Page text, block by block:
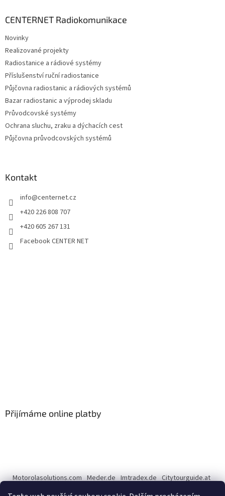
r
i
CENTERNET Radiokomunikace
Novinky
Realizované projekty
Radiostanice a rádiové systémy
Příslušenství ruční radiostanice
Půjčovna radiostanic a rádiových systémů
Bazar radiostanic a výprodej skladu
Průvodcovské systémy
Ochrana sluchu, zraku a dýchacích cest
Půjčovna průvodcovských systémů
Kontakt
info@centernet.cz
+420 226 808 707
+420 605 267 131
Facebook CENTER NET
Přijímáme online platby
Motorolasolutions.com Meder.de Imtradex.de Citytourguide.at